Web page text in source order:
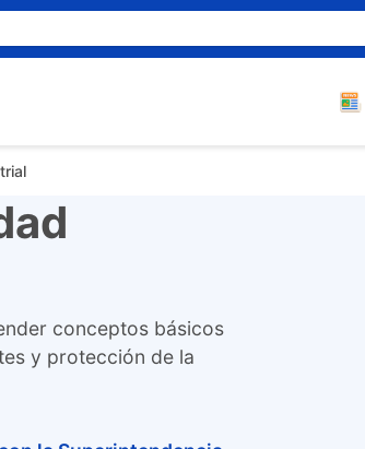
conceptos básicos
y protección de la